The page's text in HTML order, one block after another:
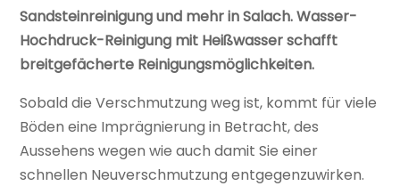
Sandsteinreinigung und mehr in Salach. Wasser-
Hochdruck-Reinigung mit Heißwasser schafft
breitgefächerte Reinigungsmöglichkeiten.
Sobald die Verschmutzung weg ist, kommt für viele
Böden eine Imprägnierung in Betracht, des
Aussehens wegen wie auch damit Sie einer
schnellen Neuverschmutzung entgegenzuwirken.